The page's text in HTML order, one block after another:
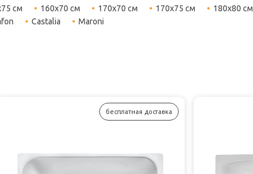
см 160x70 см 170x70 см 170x75 см 180x80 см
Castalia Maroni
бесплатная доставка